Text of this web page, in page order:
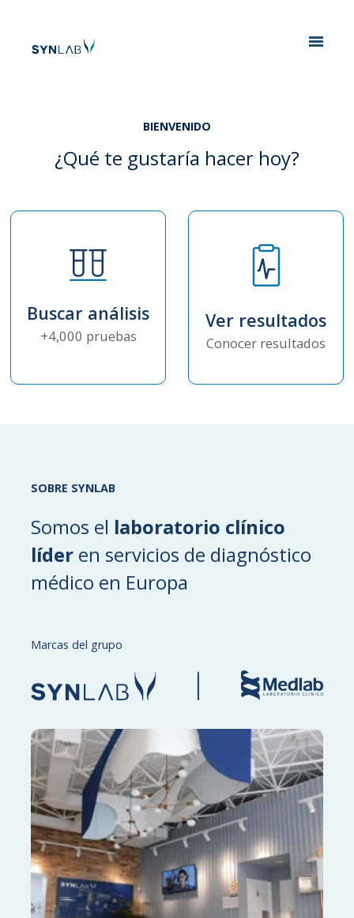
BIENVENIDO
¿Qué te gustaría hacer hoy?
Buscar análisis
+4,000 pruebas
Ver resultados
Conocer resultados
SOBRE SYNLAB
Somos el laboratorio clínico
líder en servicios de diagnóstico
médico en Europa
Marcas del grupo